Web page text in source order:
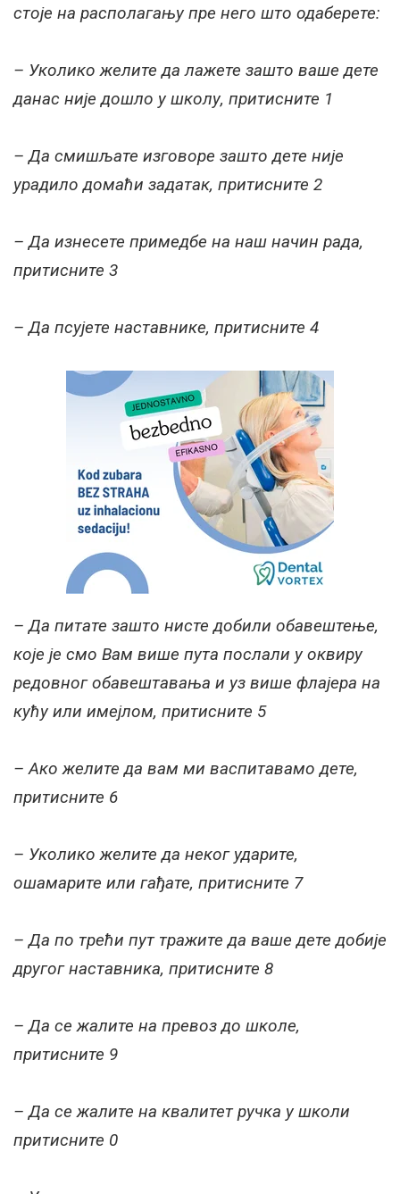
стоје на располагању пре него што одаберете:
– Уколико желите да лажете зашто ваше дете
данас није дошло у школу, притисните 1
– Да смишљате изговоре зашто дете није
урадило домаћи задатак, притисните 2
– Да изнесете примедбе на наш начин рада,
притисните 3
– Да псујете наставнике, притисните 4
– Да питате зашто нисте добили обавештење,
које је смо Вам више пута послали у оквиру
редовног обавештавања и уз више флајера на
кућу или имејлом, притисните 5
– Ако желите да вам ми васпитавамо дете,
притисните 6
– Уколико желите да неког ударите,
ошамарите или гађате, притисните 7
– Да по трећи пут тражите да ваше дете добије
другог наставника, притисните 8
– Да се жалите на превоз до школе,
притисните 9
– Да се жалите на квалитет ручка у школи
притисните 0